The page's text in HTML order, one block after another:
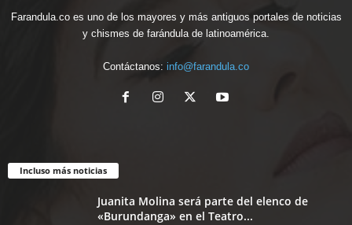
Farandula.co es uno de los mayores y más antiguos portales de noticias
y chismes de farándula de latinoamérica.
Contáctanos: info@farandula.co
Incluso más noticias
Juanita Molina será parte del elenco de
«Burundanga» en el Teatro...